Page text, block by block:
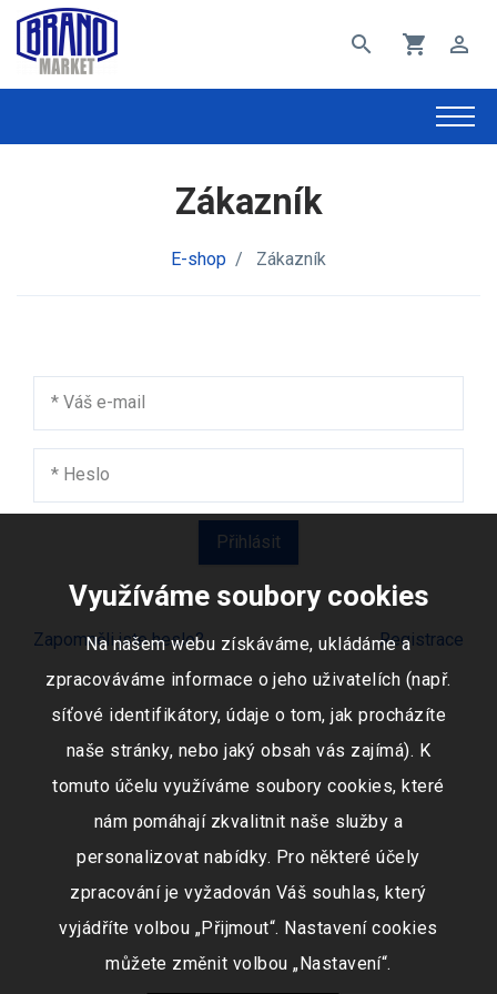
search shopping_cart perm_identity
Zákazník
E-shop / Zákazník
* Váš e-mail
* Heslo
Zapomněli jste heslo? Registrace
Využíváme soubory cookies
Na našem webu získáváme, ukládáme a
zpracováváme informace o jeho uživatelích (např.
síťové identifikátory, údaje o tom, jak procházíte
naše stránky, nebo jaký obsah vás zajímá). K
tomuto účelu využíváme soubory cookies, které
nám pomáhají zkvalitnit naše služby a
personalizovat nabídky. Pro některé účely
zpracování je vyžadován Váš souhlas, který
vyjádříte volbou „Přijmout“. Nastavení cookies
můžete změnit volbou „Nastavení“.